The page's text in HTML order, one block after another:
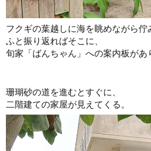
フクギの葉越しに海を眺めながら佇
ふと振り返ればそこに、
旬家「ばんちゃん」への案内板があ
珊瑚砂の道を進むとすぐに、
二階建ての家屋が見えてくる。